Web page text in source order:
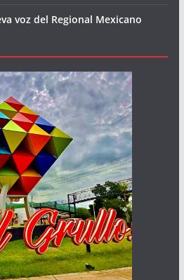
voz del Regional Mexicano